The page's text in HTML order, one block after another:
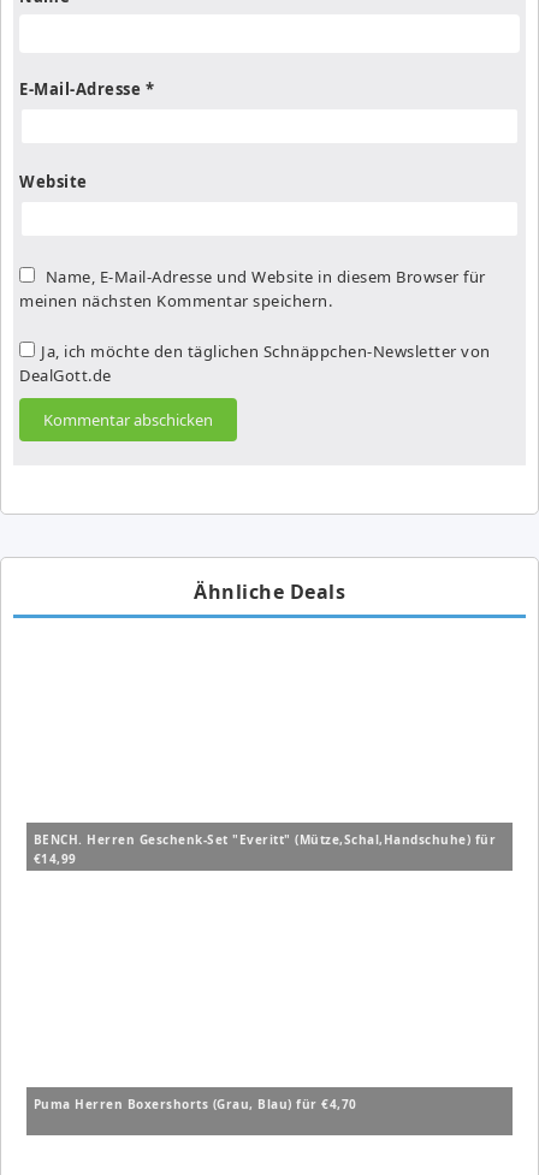
E-Mail-Adresse *
Website
Name, E-Mail-Adresse und Website in diesem Browser für
meinen nächsten Kommentar speichern.
Ja, ich möchte den täglichen Schnäppchen-Newsletter von
DealGott.de
Ähnliche Deals
BENCH. Herren Geschenk-Set "Everitt" (Mütze,Schal,Handschuhe) für
€14,99
Puma Herren Boxershorts (Grau, Blau) für €4,70